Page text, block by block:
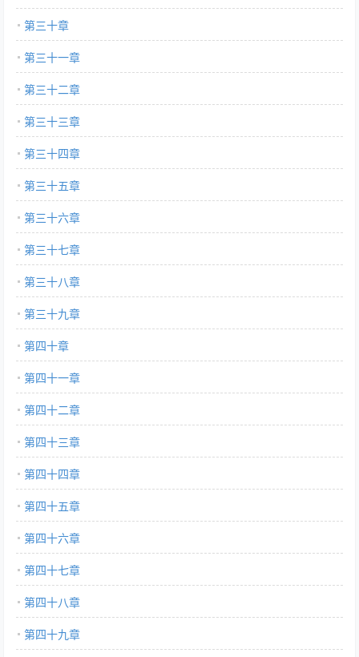
第三十章
第三十一章
第三十二章
第三十三章
第三十四章
第三十五章
第三十六章
第三十七章
第三十八章
第三十九章
第四十章
第四十一章
第四十二章
第四十三章
第四十四章
第四十五章
第四十六章
第四十七章
第四十八章
第四十九章